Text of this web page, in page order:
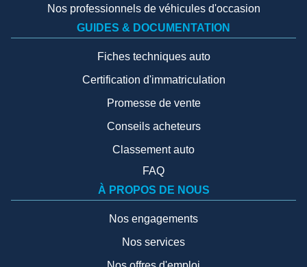
Nos professionnels de véhicules d'occasion
GUIDES & DOCUMENTATION
Fiches techniques auto
Certification d'immatriculation
Promesse de vente
Conseils acheteurs
Classement auto
FAQ
À PROPOS DE NOUS
Nos engagements
Nos services